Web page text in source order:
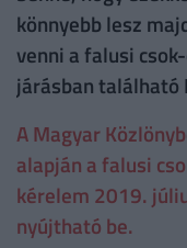
könnyebb lesz
venni a falusi
járásban található
A Magyar
alapján a falusi
kérelem 2019.
nyújtható be.